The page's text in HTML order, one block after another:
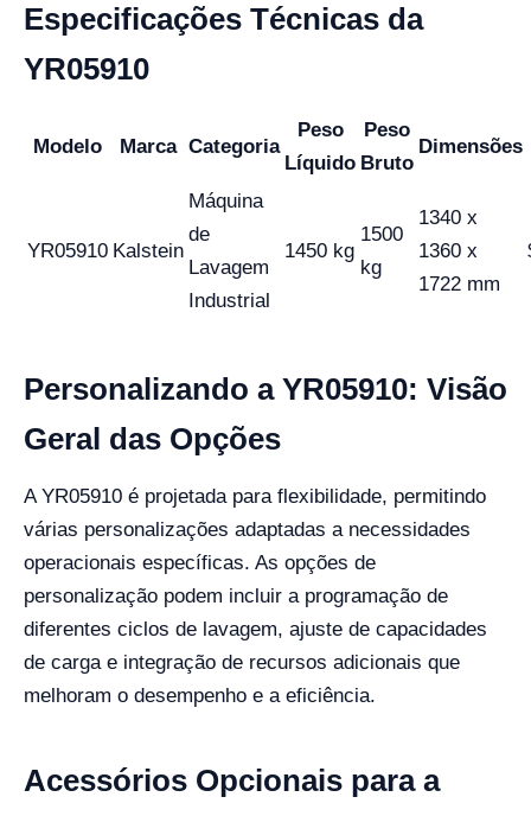
Especificações Técnicas da
YR05910
Modelo Marca Categoria
Peso
Líquido
Peso
Bruto
Dimensões
YR05910 Kalstein
Máquina
de
Lavagem
Industrial
1450 kg
1500
kg
1340 x
1360 x
1722 mm
Personalizando a YR05910: Visão
Geral das Opções
A YR05910 é projetada para flexibilidade, permitindo
várias personalizações adaptadas a necessidades
operacionais específicas. As opções de
personalização podem incluir a programação de
diferentes ciclos de lavagem, ajuste de capacidades
de carga e integração de recursos adicionais que
melhoram o desempenho e a eficiência.
Acessórios Opcionais para a